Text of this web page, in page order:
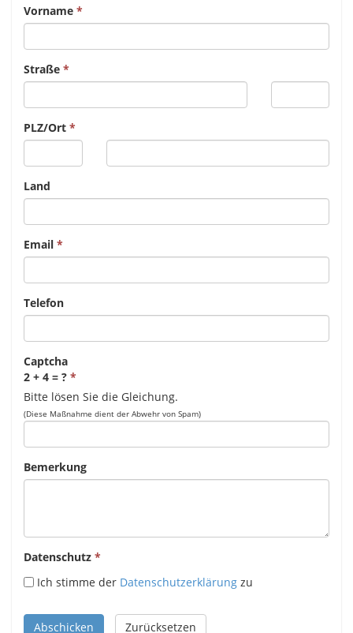
Vorname
Straße
PLZ/Ort
Land
Email
Telefon
Captcha
2 + 4 = ?
Bitte lösen Sie die Gleichung.
(Diese Maßnahme dient der Abwehr von Spam)
Bemerkung
Datenschutz
Ich stimme der Datenschutzerklärung zu
Abschicken Zurücksetzen